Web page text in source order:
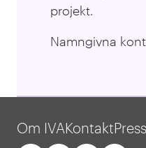
projekt.
Namngivna
Om IVAKontaktPress